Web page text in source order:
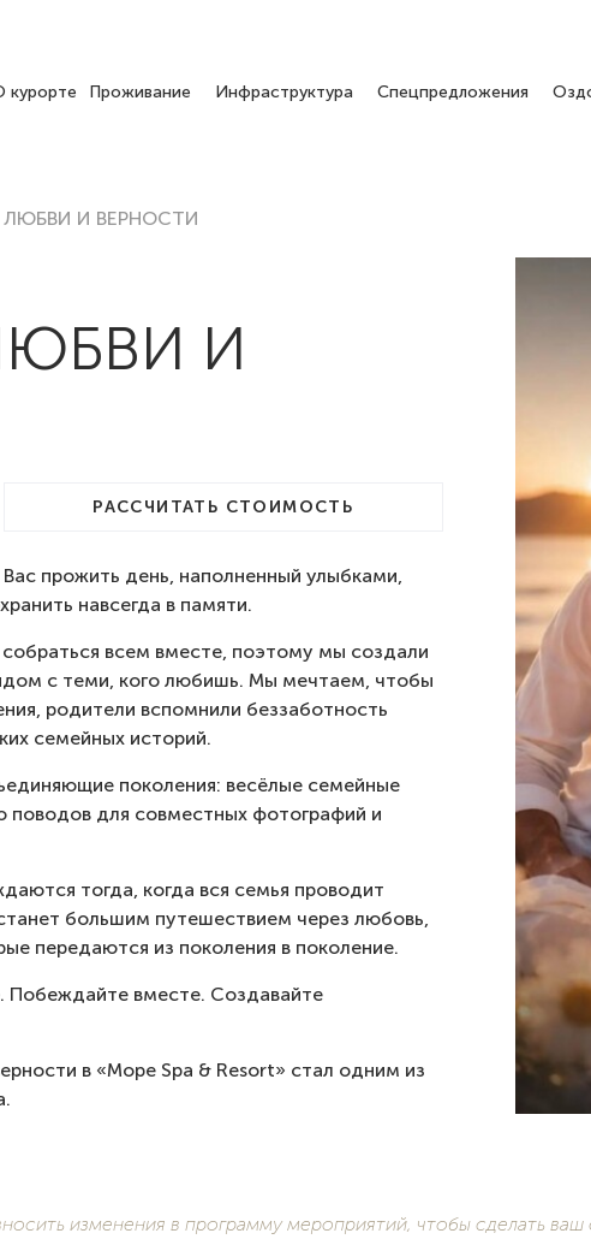
курорте Проживание Инфраструктура Спецпредложения
ЛЮБВИ И ВЕРНОСТИ
И
РАССЧИТАТЬ СТОИМОСТЬ
прожить день, наполненный улыбками,
навсегда в памяти.
всем вместе, поэтому мы создали
с теми, кого любишь. Мы мечтаем, чтобы
родители вспомнили беззаботность
семейных историй.
поколения: весёлые семейные
для совместных фотографий и
тогда, когда вся семья проводит
большим путешествием через любовь,
передаются из поколения в поколение.
Побеждайте вместе. Создавайте
в «Море Spa & Resort» стал одним из
изменения в программу мероприятий, чтобы сделать